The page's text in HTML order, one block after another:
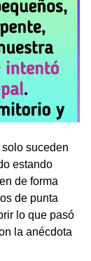
suceden
estando
de forma
de punta
lo que pasó
la anécdota